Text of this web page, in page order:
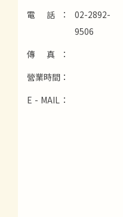
電 話：
02-2892-
9506
傳 真：
營業時間：
E - MAIL：